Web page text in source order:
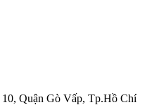
Quận Gò Vấp, Tp.Hồ Chí